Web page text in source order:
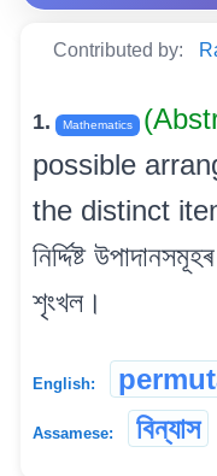
Contributed by:
1. Mathematics
possible
the distinct
নিৰ্দ্দিষ্ট
শৃংখল।
English:
Assamese: বিন্যাস